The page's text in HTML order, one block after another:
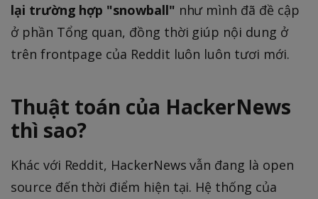
0
0
}
7
lại trường hợp "snowball" như mình đã đề cập
ở phần Tổng quan, đồng thời giúp nội dung ở
trên frontpage của Reddit luôn luôn tươi mới.
Thuật toán của HackerNews
thì sao?
Khác với Reddit, HackerNews vẫn đang là open
source đến thời điểm hiện tại. Hệ thống của